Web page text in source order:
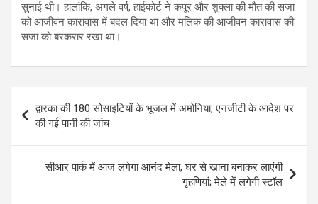
सुनाई थी। हालांकि, अगले वर्ष, हाईकोर्ट ने कपूर और शुक्ला की मौत की सजा
को आजीवन कारावास में बदल दिया था और मलिक की आजीवन कारावास की
सजा को बरकरार रखा था।
navigation
द्वारका की 180 सोसाइटियों के भूजल में अमोनिया, एनजीटी के आदेश पर
की गई पानी की जांच
सीआर पार्क में आज लगेगा आनंद मेला, घर से खाना बनाकर लाएंगी
गृहणियां; मेले में लगेगी स्टॉल